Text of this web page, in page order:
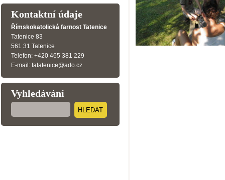
Kontaktní údaje
Římskokatolická farnost Tatenice
Tatenice 83
561 31 Tatenice
Telefon: +420 465 381 229
E-mail: fatatenice@ado.cz
Vyhledávání
HLEDAT